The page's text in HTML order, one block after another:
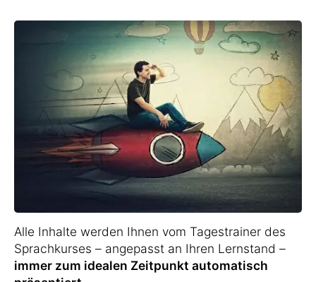
Alle Inhalte werden Ihnen vom Tagestrainer des
Sprachkurses – angepasst an Ihren Lernstand –
immer zum idealen Zeitpunkt automatisch